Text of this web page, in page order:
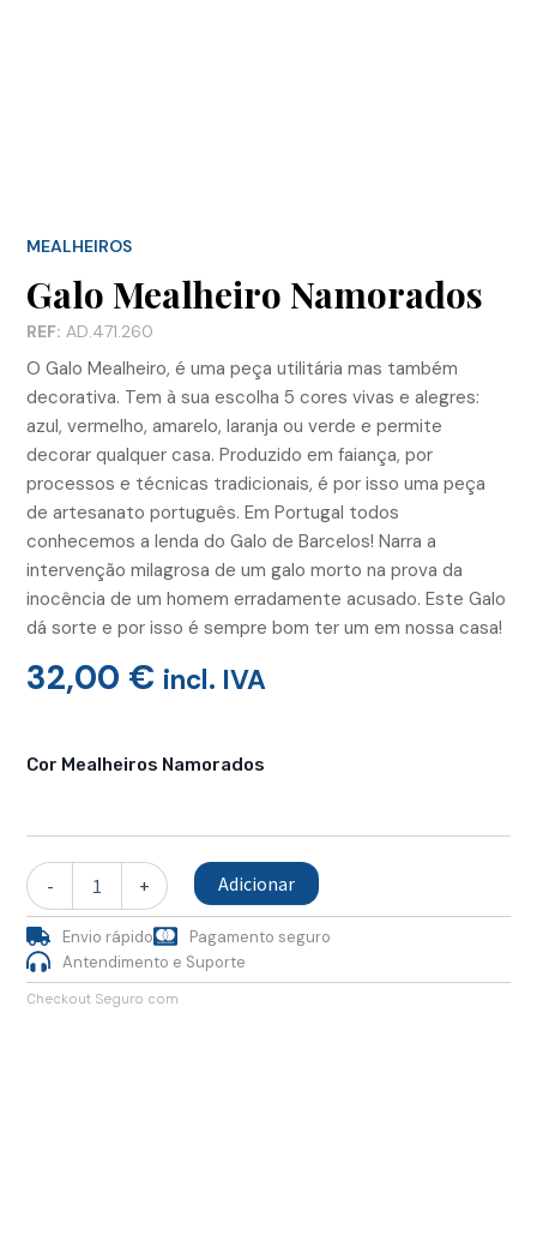
MEALHEIROS
Galo Mealheiro Namorados
REF: AD.471.260
O Galo Mealheiro, é uma peça utilitária mas também
decorativa. Tem à sua escolha 5 cores vivas e alegres:
azul, vermelho, amarelo, laranja ou verde e permite
decorar qualquer casa. Produzido em faiança, por
processos e técnicas tradicionais, é por isso uma peça
de artesanato português. Em Portugal todos
conhecemos a lenda do Galo de Barcelos! Narra a
intervenção milagrosa de um galo morto na prova da
inocência de um homem erradamente acusado. Este Galo
dá sorte e por isso é sempre bom ter um em nossa casa!
32,00 € incl. IVA
Cor Mealheiros Namorados
-
de
Namorados
+ Adicionar
Envio rápido
Pagamento seguro
Antendimento e Suporte
Checkout Seguro com